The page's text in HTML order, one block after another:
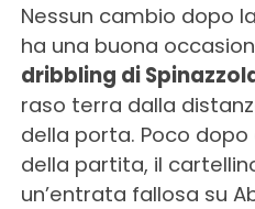
Nessun cambio dopo
ha una buona
dribbling di
raso terra dalla
della porta. Poco
della partita, il
un’entrata fallosa su